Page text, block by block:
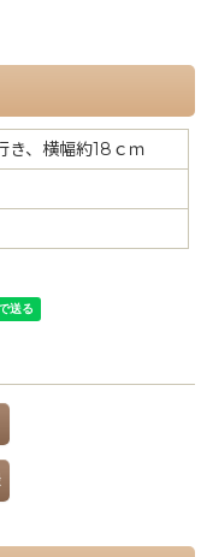
き、横幅約18ｃｍ